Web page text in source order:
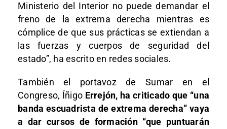
Ministerio del Interior no puede demandar el
freno de la extrema derecha mientras es
cómplice de que sus prácticas se extiendan a
las fuerzas y cuerpos de seguridad del
estado”, ha escrito en redes sociales.
También el portavoz de Sumar en el
Congreso, Íñigo Errejón, ha criticado que “una
banda escuadrista de extrema derecha” vaya
a dar cursos de formación “que puntuarán